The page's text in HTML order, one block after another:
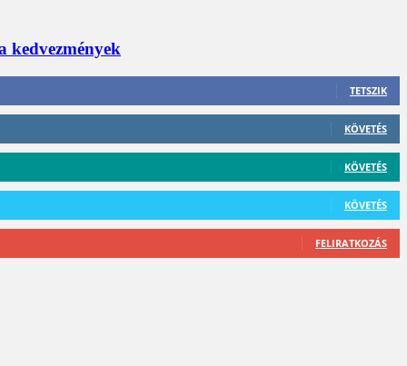
TETSZIK
KÖVETÉS
KÖVETÉS
KÖVETÉS
FELIRATKOZÁS